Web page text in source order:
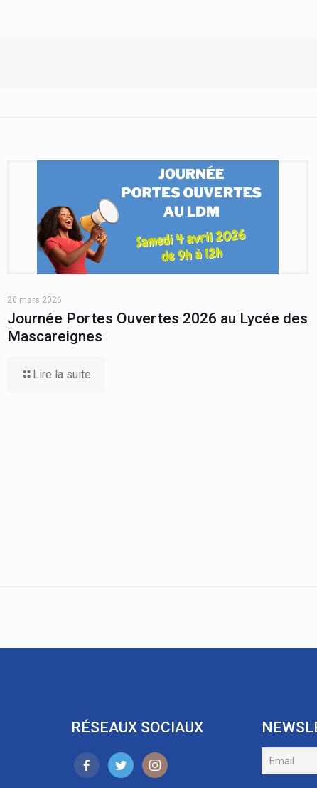
20 mars 2026
Journée Portes Ouvertes 2026 au Lycée des
Mascareignes
Lire la suite
RÉSEAUX SOCIAUX